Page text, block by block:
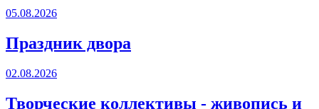
05.08.2026
Праздник двора
02.08.2026
Творческие коллективы - живопись и